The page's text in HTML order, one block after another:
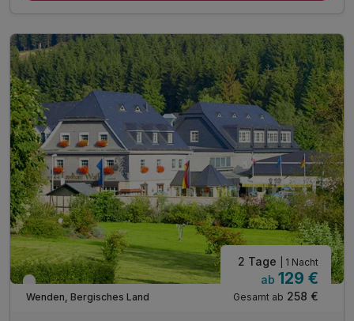
inkl. Nutzung von Schwimmbad & Sauna
inkl. leihweise Bademäntel und Saunatücher
inkl. Parkplatz direkt am Hotel
inkl. Nutzung des Fitnessraums
inkl. WLAN
Verfügbar bis Dezember
Wenden, Bergisches Land
2 Tage | 1 Nacht
ab 129 €
Gesamt ab 258 €